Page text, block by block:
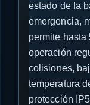
estado de la
emergencia,
permite
operación
colisiones,
temperatura
protección